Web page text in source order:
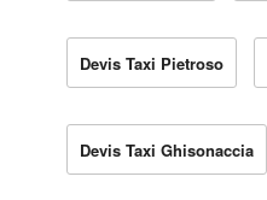
Devis Taxi Pietroso
Devis Taxi Ghisonaccia